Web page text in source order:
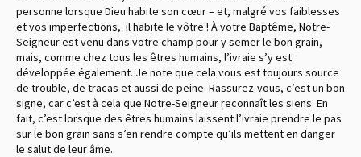
personne lorsque Dieu habite son cœur – et, malgré vos faiblesses
et vos imperfections, il habite le vôtre ! À votre Baptême, Notre-
Seigneur est venu dans votre champ pour y semer le bon grain,
mais, comme chez tous les êtres humains, l’ivraie s’y est
développée également. Je note que cela vous est toujours source
de trouble, de tracas et aussi de peine. Rassurez-vous, c’est un bon
signe, car c’est à cela que Notre-Seigneur reconnaît les siens. En
fait, c’est lorsque des êtres humains laissent l’ivraie prendre le pas
sur le bon grain sans s’en rendre compte qu’ils mettent en danger
le salut de leur âme.